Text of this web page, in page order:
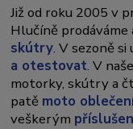
Již od roku 2005 v
Hlučíně prodáváme
skútry. V sezoně
a otestovat. V
motorky, skútry a
patě moto
veškerým